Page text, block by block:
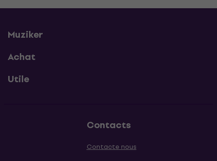
Muziker
Achat
Utile
Contacts
Contacte nous